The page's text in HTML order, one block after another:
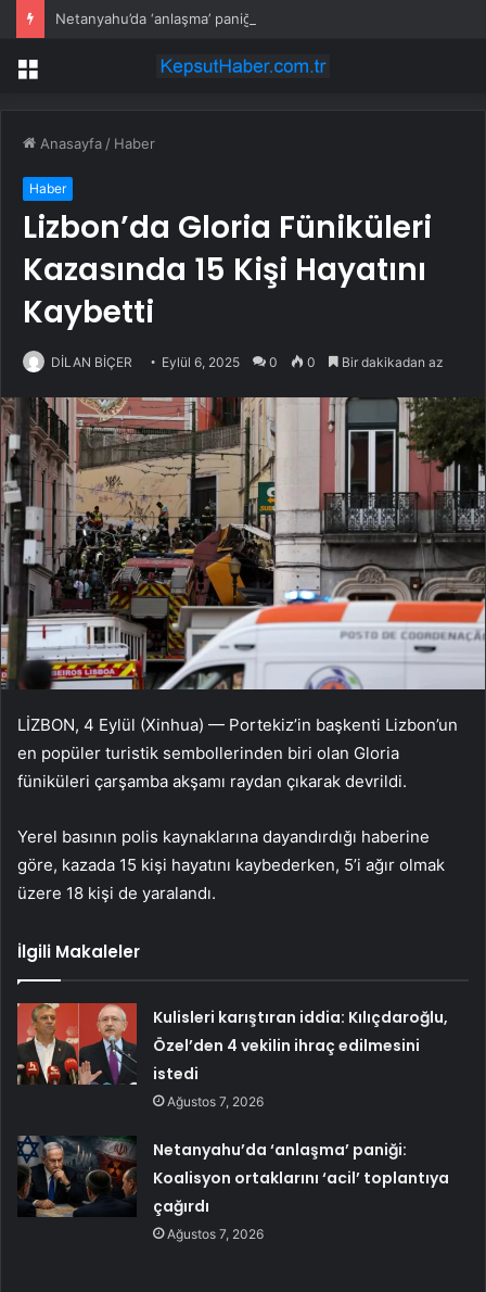
Menü
Anasayfa / Haber
Haber
Lizbon’da Gloria Füniküleri
Kazasında 15 Kişi Hayatını
Kaybetti
DİLAN BİÇER Eylül 6, 2025 0 0 Bir dakikadan az
LİZBON, 4 Eylül (Xinhua) — Portekiz’in başkenti Lizbon’un
en popüler turistik sembollerinden biri olan Gloria
füniküleri çarşamba akşamı raydan çıkarak devrildi.
Yerel basının polis kaynaklarına dayandırdığı haberine
göre, kazada 15 kişi hayatını kaybederken, 5’i ağır olmak
üzere 18 kişi de yaralandı.
İlgili Makaleler
Kulisleri karıştıran iddia: Kılıçdaroğlu,
Özel’den 4 vekilin ihraç edilmesini
istedi
Ağustos 7, 2026
Netanyahu’da ‘anlaşma’ paniği:
Koalisyon ortaklarını ‘acil’ toplantıya
çağırdı
Ağustos 7, 2026